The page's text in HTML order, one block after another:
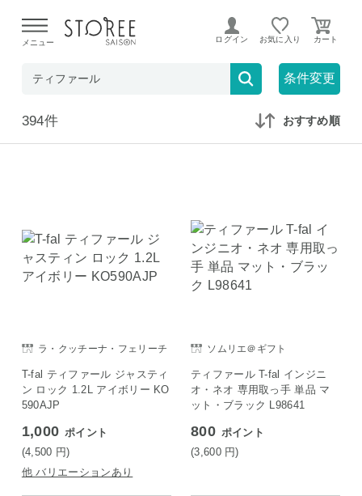
よる配送遅延が発生しております。
メニュー ログイン お気に入り
条件変更
在庫なしも表示 セール対象のみ
394件 おすすめ順
ラ・クッチーナ・フェリーチ
T-fal ティファール ジャスティ
ン ロック 1.2L アイボリー KO
590AJP
1,000 ポイント
(4,500 円)
他 バリエーションあり
ソムリエ＠ギフト
ティファール T-fal インジニ
オ・ネオ 専用取っ手 単品 マ
ット・ブラック L98641
800 ポイント
(3,600 円)